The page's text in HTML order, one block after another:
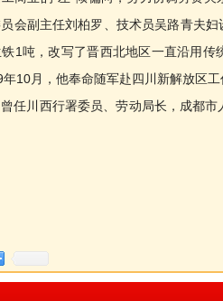
会副主任刘柏罗、技术员吴路青夫
1吨，改写了晋西北地区一直沿用
10月，他奉命随军赴四川新解放区工
川西行署委员、劳动局长，成都市